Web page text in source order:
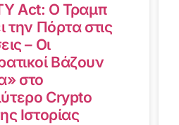
Act: Ο Τραμπ
την Πόρτα στις
– Οι
Βάζουν
στο
Crypto
Ιστορίας